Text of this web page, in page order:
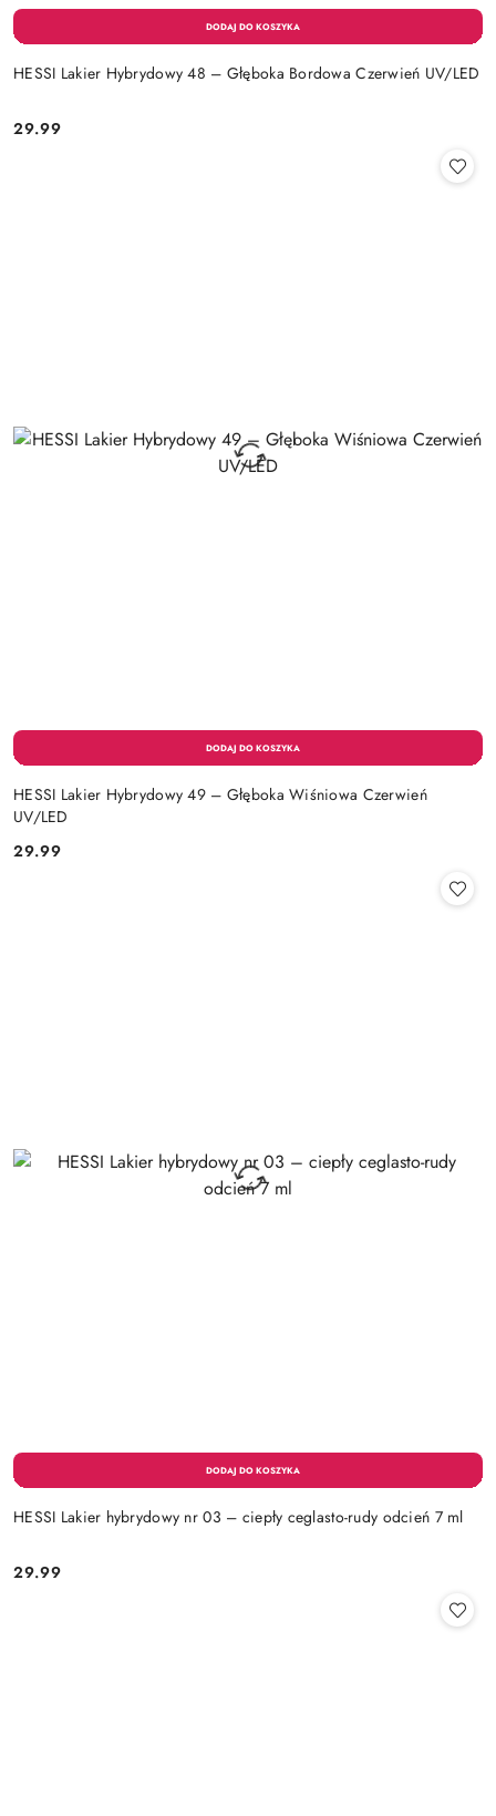
HESSI Lakier Hybrydowy 48 – Głęboka Bordowa Czerwień UV/LED
Cena:
29.99
HESSI Lakier Hybrydowy 49 – Głęboka Wiśniowa Czerwień
UV/LED
Cena:
29.99
HESSI Lakier hybrydowy nr 03 – ciepły ceglasto-rudy odcień 7 ml
Cena:
29.99